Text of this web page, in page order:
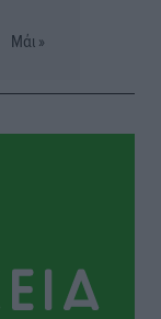
η ίδρυση
εκατομμύρια
Μάι »